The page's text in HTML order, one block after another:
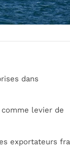
dans
comme levier de
exportateurs